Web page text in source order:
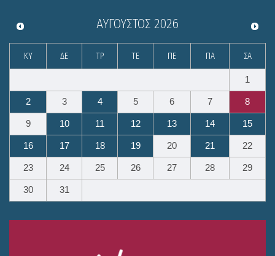
ΑΎΓΟΥΣΤΟΣ 2026
ΚΥ ΔΕ ΤΡ ΤΕ ΠΕ ΠΑ ΣΑ
1
2 3 4 5 6 7 8
9 10 11 12 13 14 15
16 17 18 19 20 21 22
23 24 25 26 27 28 29
30 31